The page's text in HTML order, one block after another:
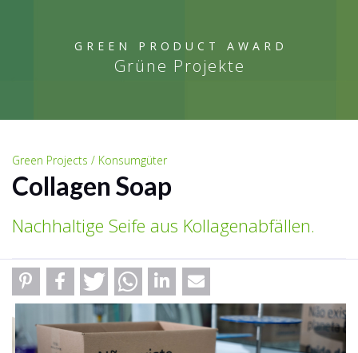
GREEN PRODUCT AWARD
Grüne Projekte
Green Projects / Konsumgüter
Collagen Soap
Nachhaltige Seife aus Kollagenabfällen.